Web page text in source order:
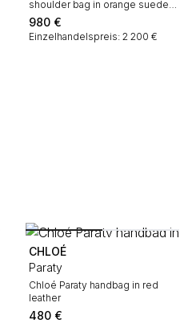
shoulder bag in orange suede
and beige python
980 €
Einzelhandelspreis: 2 200 €
CHLOÉ
Paraty
Chloé Paraty handbag in red
leather
480 €